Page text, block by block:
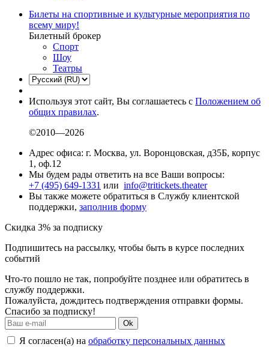
Билеты на спортивные и культурные мероприятия по
всему миру!
Билетный брокер
Спорт
Шоу
Театры
Используя этот сайт, Вы соглашаетесь с Положением об
общих правилах.
©2010—2026
Адрес офиса: г. Москва, ул. Воронцовская, д35Б, корпус
1, оф.12
Мы будем рады ответить на все Ваши вопросы:
+7 (495) 649-1331 или info@tritickets.theater
Вы также можете обратиться в Службу клиентской
поддержки, заполнив форму
Скидка 3% за подписку
Подпишитесь на рассылку, чтобы быть в курсе последних
событий
Что-то пошло не так, попробуйте позднее или обратитесь в
службу поддержки.
Пожалуйста, дождитесь подтверждения отправки формы.
Спасибо за подписку!
Ok
Я согласен(а) на обработку персональных данных